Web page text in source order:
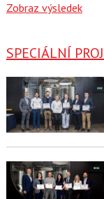
Zobraz výsledek
SPECIÁLNÍ